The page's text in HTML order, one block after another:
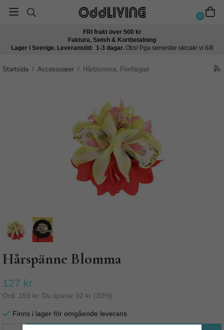
0
FRI frakt över 500 kr
Faktura, Swish & Kortbetalning
Lager i Sverige. Leveranstid: 1-3 dagar. Obs! Pga semester skicakr vi 6/8
Startsida / Accessoarer / Hårblomma, Flerfärgad
Hårspänne Blomma
127 kr
Ord. 159 kr . Du sparar 32 kr (20%)
Finns i lager för omgående leverans